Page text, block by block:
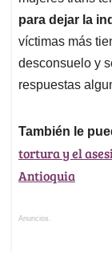
para dejar la
víctimas más
desconsuelo y
respuestas
También le
tortura y el
Antioquia
Anuncios.